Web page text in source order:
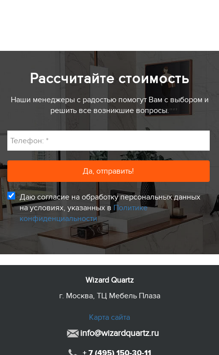
Рассчитайте стоимость
Наши менеджеры с радостью помогут Вам с выбором и
решить все возникшие вопросы.
Телефон: *
Даю согласие на обработку персональных данных
на условиях, указанных в Политике
конфиденциальности
Wizard Quartz
г. Москва, ТЦ Мебель Плаза
Карта сайта
info@wizardquartz.ru